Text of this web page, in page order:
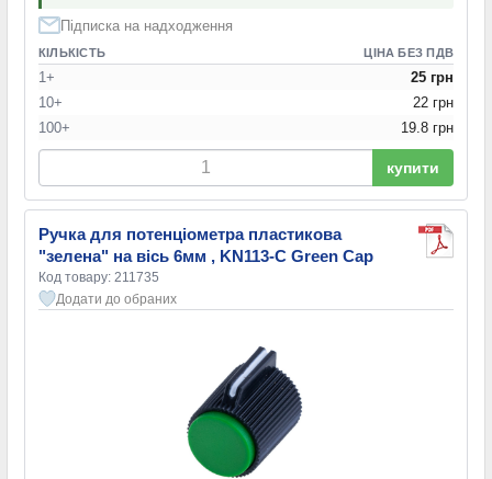
Підписка на надходження
КІЛЬКІСТЬ ЦІНА БЕЗ ПДВ
1+
25 грн
10+
22 грн
100+
19.8 грн
купити
Ручка для потенціометра пластикова
"зелена" на вісь 6мм , KN113-C Green Cap
Код товару: 211735
Додати до обраних